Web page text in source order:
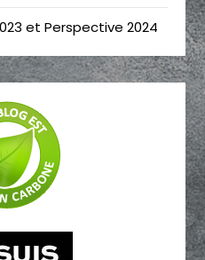
et Perspective 2024